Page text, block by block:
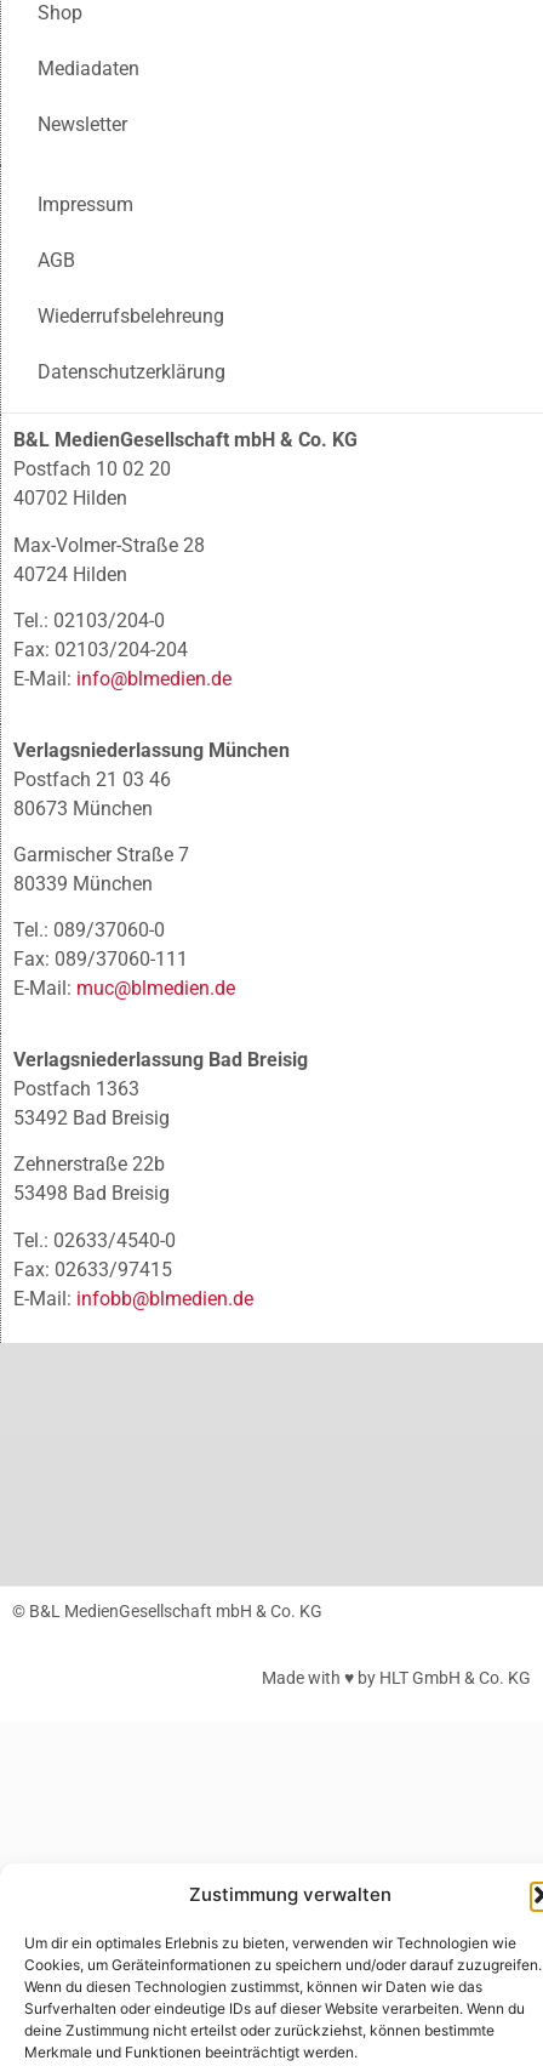
Zustimmung verwalten
Um dir ein optimales Erlebnis zu bieten, verwenden wir Technologien wie
Cookies, um Geräteinformationen zu speichern und/oder darauf zuzugreifen.
Wenn du diesen Technologien zustimmst, können wir Daten wie das
Surfverhalten oder eindeutige IDs auf dieser Website verarbeiten. Wenn du
deine Zustimmung nicht erteilst oder zurückziehst, können bestimmte
Merkmale und Funktionen beeinträchtigt werden.
Shop
Mediadaten
Newsletter
Impressum
AGB
Wiederrufsbelehreung
Datenschutzerklärung
B&L MedienGesellschaft mbH & Co. KG
Postfach 10 02 20
40702 Hilden
Max-Volmer-Straße 28
40724 Hilden
Tel.: 02103/204-0
Fax: 02103/204-204
E-Mail: info@blmedien.de
Verlagsniederlassung München
Postfach 21 03 46
80673 München
Garmischer Straße 7
80339 München
Tel.: 089/37060-0
Fax: 089/37060-111
E-Mail: muc@blmedien.de
Verlagsniederlassung Bad Breisig
Postfach 1363
53492 Bad Breisig
Zehnerstraße 22b
53498 Bad Breisig
Tel.: 02633/4540-0
Fax: 02633/97415
E-Mail: infobb@blmedien.de
© B&L MedienGesellschaft mbH & Co. KG
Made with ♥ by HLT GmbH & Co. KG